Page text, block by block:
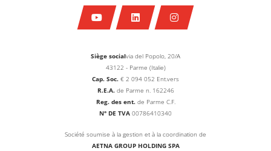
Siège socialvia del Popolo, 20/A
43122 - Parme (Italie)
Cap. Soc. € 2 094 052 Ent.vers
R.E.A.de Parme n. 162246
Reg. des ent.de Parme C.F.
N° DE TVA 00786410340
Société soumise à la gestion et à la coordination de
AETNA GROUP HOLDING SPA